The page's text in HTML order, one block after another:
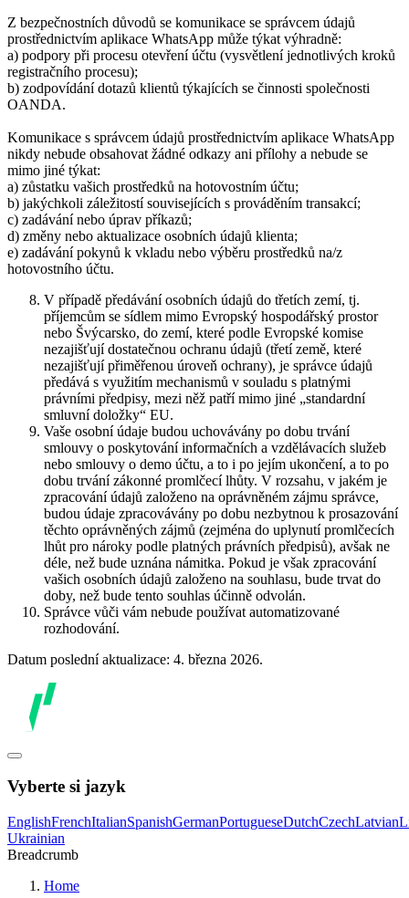
Z bezpečnostních důvodů se komunikace se správcem údajů
prostřednictvím aplikace WhatsApp může týkat výhradně:
a) podpory při procesu otevření účtu (vysvětlení jednotlivých kroků
registračního procesu);
b) zodpovídání dotazů klientů týkajících se činnosti společnosti
OANDA.
Komunikace s správcem údajů prostřednictvím aplikace WhatsApp
nikdy nebude obsahovat žádné odkazy ani přílohy a nebude se
mimo jiné týkat:
a) zůstatku vašich prostředků na hotovostním účtu;
b) jakýchkoli záležitostí souvisejících s prováděním transakcí;
c) zadávání nebo úprav příkazů;
d) změny nebo aktualizace osobních údajů klienta;
e) zadávání pokynů k vkladu nebo výběru prostředků na/z
hotovostního účtu.
V případě předávání osobních údajů do třetích zemí, tj.
příjemcům se sídlem mimo Evropský hospodářský prostor
nebo Švýcarsko, do zemí, které podle Evropské komise
nezajišťují dostatečnou ochranu údajů (třetí země, které
nezajišťují přiměřenou úroveň ochrany), je správce údajů
předává s využitím mechanismů v souladu s platnými
právními předpisy, mezi něž patří mimo jiné „standardní
smluvní doložky“ EU.
Vaše osobní údaje budou uchovávány po dobu trvání
smlouvy o poskytování informačních a vzdělávacích služeb
nebo smlouvy o demo účtu, a to i po jejím ukončení, a to po
dobu trvání zákonné promlčecí lhůty. V rozsahu, v jakém je
zpracování údajů založeno na oprávněném zájmu správce,
budou údaje zpracovávány po dobu nezbytnou k prosazování
těchto oprávněných zájmů (zejména do uplynutí promlčecích
lhůt pro nároky podle platných právních předpisů), avšak ne
déle, než bude uznána námitka. Pokud je však zpracování
vašich osobních údajů založeno na souhlasu, bude trvat do
doby, než bude tento souhlas účinně odvolán.
Správce vůči vám nebude používat automatizované
rozhodování.
Datum poslední aktualizace: 4. března 2026.
Vyberte si jazyk
EnglishFrenchItalianSpanishGermanPortugueseDutchCzechLatvian
Ukrainian
Breadcrumb
Home